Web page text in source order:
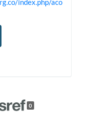
index.php/aco
0